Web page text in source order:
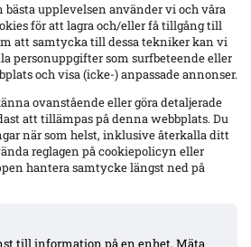
bästa upplevelsen använder vi och våra
för att lagra och/eller få tillgång till
att samtycka till dessa tekniker kan vi
personuppgifter som surfbeteende eller
och visa (icke-) anpassade annonser.
ovanstående eller göra detaljerade
att tillämpas på denna webbplats. Du
när som helst, inklusive återkalla ditt
reglagen på cookiepolicyn eller
hantera samtycke längst ned på
till information på en enhet, Mäta
årige ytterbacken Adam Andersson på avtal